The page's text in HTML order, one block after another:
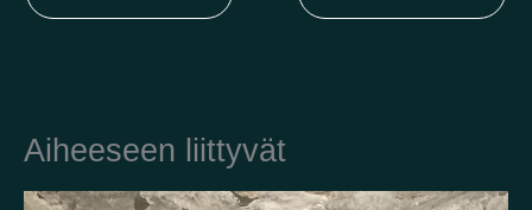
Aiheeseen liittyvät